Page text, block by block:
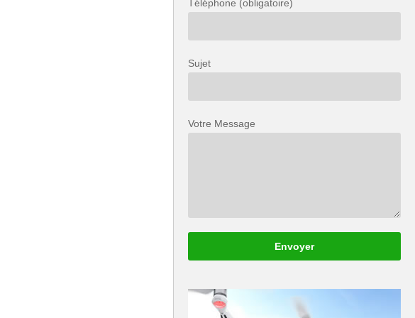
Téléphone (obligatoire)
Sujet
Votre Message